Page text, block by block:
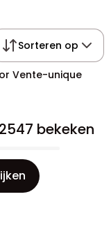
Sorteren op
Vente-unique
bekeken